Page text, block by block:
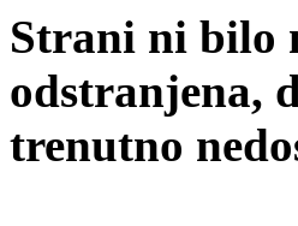
Strani ni bilo
odstranjena,
trenutno